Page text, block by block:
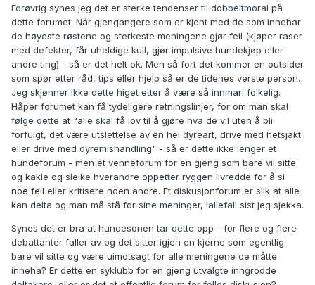
Forøvrig synes jeg det er sterke tendenser til dobbeltmoral på
dette forumet. Når gjengangere som er kjent med de som innehar
de høyeste røstene og sterkeste meningene gjør feil (kjøper raser
med defekter, får uheldige kull, gjør impulsive hundekjøp eller
andre ting) - så er det helt ok. Men så fort det kommer en outsider
som spør etter råd, tips eller hjelp så er de tidenes verste person.
Jeg skjønner ikke dette higet etter å være så innmari folkelig.
Håper forumet kan få tydeligere retningslinjer, for om man skal
følge dette at "alle skal få lov til å gjøre hva de vil uten å bli
forfulgt, det være utslettelse av en hel dyreart, drive med hetsjakt
eller drive med dyremishandling" - så er dette ikke lenger et
hundeforum - men et venneforum for en gjeng som bare vil sitte
og kakle og sleike hverandre oppetter ryggen livredde for å si
noe feil eller kritisere noen andre. Et diskusjonforum er slik at alle
kan delta og man må stå for sine meninger, iallefall sist jeg sjekka.
Synes det er bra at hundesonen tar dette opp - for flere og flere
debattanter faller av og det sitter igjen en kjerne som egentlig
bare vil sitte og være uimotsagt for alle meningene de måtte
inneha? Er dette en syklubb for en gjeng utvalgte inngrodde